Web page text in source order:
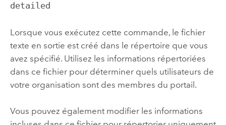
detailed
Lorsque vous exécutez cette commande, le fichier
texte en sortie est créé dans le répertoire que vous
avez spécifié. Utilisez les informations répertoriées
dans ce fichier pour déterminer quels utilisateurs de
votre organisation sont des membres du portail.
Vous pouvez également modifier les informations